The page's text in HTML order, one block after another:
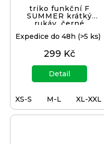
triko funkční F
SUMMER krátký
rukáv, černé
Expedice do 48h (>5 ks)
299 Kč
Detail
XS-S M-L XL-XXL